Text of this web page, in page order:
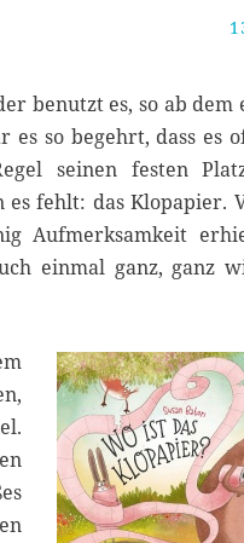
benutzt es, so ab dem
so begehrt, dass es
seinen festen
es fehlt: das Klopapier.
Aufmerksamkeit
einmal ganz, ganz